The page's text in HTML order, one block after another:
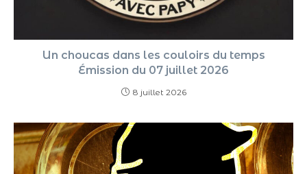
Un choucas dans les couloirs du temps
Émission du 07 juillet 2026
8 juillet 2026